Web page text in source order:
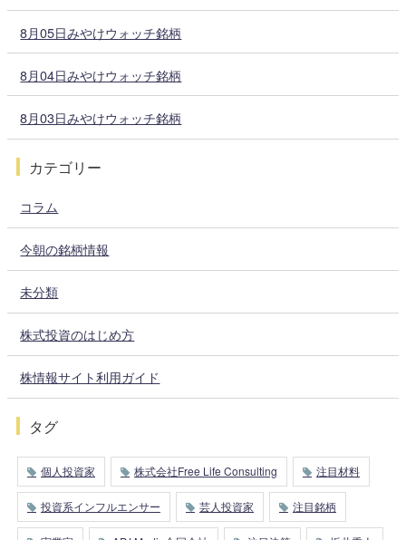
8月05日みやけウォッチ銘柄
8月04日みやけウォッチ銘柄
8月03日みやけウォッチ銘柄
カテゴリー
コラム
今朝の銘柄情報
未分類
株式投資のはじめ方
株情報サイト利用ガイド
タグ
個人投資家 株式会社Free Life Consulting 注目材料
投資系インフルエンサー 芸人投資家 注目銘柄